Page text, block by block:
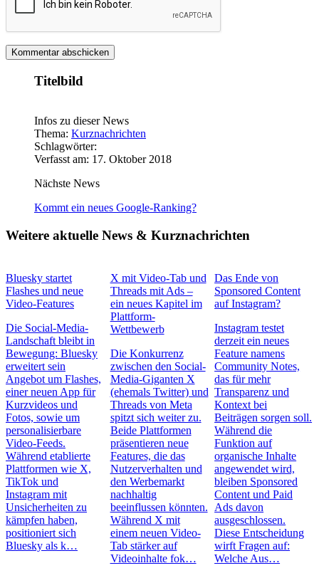
Titelbild
Infos zu dieser News
Thema: Kurznachrichten
Schlagwörter:
Verfasst am: 17. Oktober 2018
Nächste News
Kommt ein neues Google-Ranking?
Weitere aktuelle News & Kurznachrichten
Bluesky startet
Flashes und neue
Video-Features
Die Social-Media-
Landschaft bleibt in
Bewegung: Bluesky
erweitert sein
Angebot um Flashes,
einer neuen App für
Kurzvideos und
Fotos, sowie um
personalisierbare
Video-Feeds.
Während etablierte
Plattformen wie X,
TikTok und
Instagram mit
Unsicherheiten zu
kämpfen haben,
positioniert sich
Bluesky als k…
X mit Video-Tab und
Threads mit Ads –
ein neues Kapitel im
Plattform-
Wettbewerb
Die Konkurrenz
zwischen den Social-
Media-Giganten X
(ehemals Twitter) und
Threads von Meta
spitzt sich weiter zu.
Beide Plattformen
präsentieren neue
Features, die das
Nutzerverhalten und
den Werbemarkt
nachhaltig
beeinflussen könnten.
Während X mit
einem neuen Video-
Tab stärker auf
Videoinhalte fok…
Das Ende von
Sponsored Content
auf Instagram?
Instagram testet
derzeit ein neues
Feature namens
Community Notes,
das für mehr
Transparenz und
Kontext bei
Beiträgen sorgen soll.
Während die
Funktion auf
organische Inhalte
angewendet wird,
bleiben Sponsored
Content und Paid
Ads davon
ausgeschlossen.
Diese Entscheidung
wirft Fragen auf:
Welche Aus…